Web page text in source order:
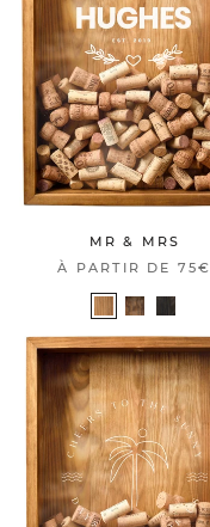
MR & MRS
À PARTIR DE 75€